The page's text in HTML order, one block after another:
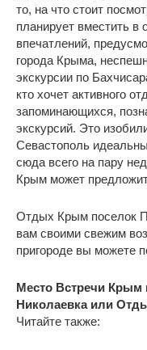
то, на что стоит
планирует вместить
впечатлений,
города Крыма,
экскурсии по
кто хочет активного
запоминающихся,
экскурсий. Это
Севастополь
сюда всего на пару
Крым может
Отдых Крым поселок
вам своими свежим
пригороде вы можете
Место Встречи Крым
Николаевка или
Читайте также: